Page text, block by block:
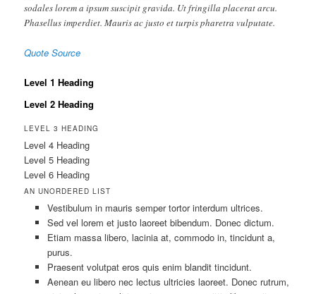
sodales lorem a ipsum suscipit gravida. Ut fringilla placerat arcu.
Phasellus imperdiet. Mauris ac justo et turpis pharetra vulputate.
Quote Source
Level 1 Heading
Level 2 Heading
LEVEL 3 HEADING
Level 4 Heading
Level 5 Heading
Level 6 Heading
AN UNORDERED LIST
Vestibulum in mauris semper tortor interdum ultrices.
Sed vel lorem et justo laoreet bibendum. Donec dictum.
Etiam massa libero, lacinia at, commodo in, tincidunt a,
purus.
Praesent volutpat eros quis enim blandit tincidunt.
Aenean eu libero nec lectus ultricies laoreet. Donec rutrum,